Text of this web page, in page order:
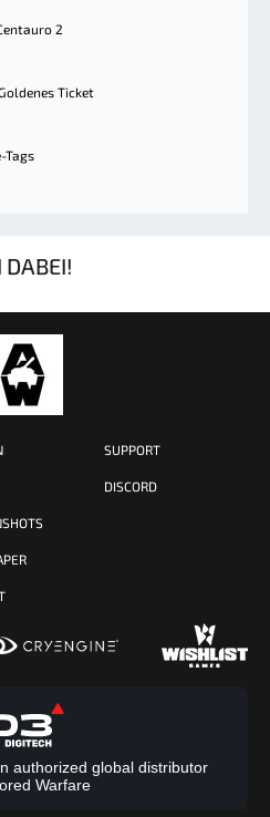
2
Ticket
Tags
DABEI!
SUPPORT
DISCORD
authorized global distributor
Warfare